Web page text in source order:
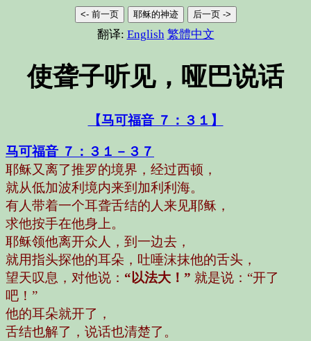
<- 前一页 耶稣的神迹 后一页 ->
翻译: English 繁體中文
使聋子听见，哑巴说话
【马可福音 ７：３１】
马可福音 ７：３１－３７
耶稣又离了推罗的境界，经过西顿，
就从低加波利境内来到加利利海。
有人带着一个耳聋舌结的人来见耶稣，
求他按手在他身上。
耶稣领他离开众人，到一边去，
就用指头探他的耳朵，吐唾沫抹他的舌头，
望天叹息，对他说： “以法大！” 就是说：“开了
吧！”
他的耳朵就开了，
舌结也解了，说话也清楚了。